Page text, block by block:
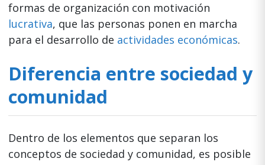
formas de organización con motivación
lucrativa, que las personas ponen en marcha
para el desarrollo de actividades económicas.
Diferencia entre sociedad y
comunidad
Dentro de los elementos que separan los
conceptos de sociedad y comunidad, es posible